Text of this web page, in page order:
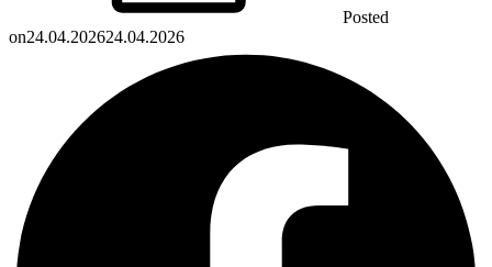
Posted
on24.04.202624.04.2026